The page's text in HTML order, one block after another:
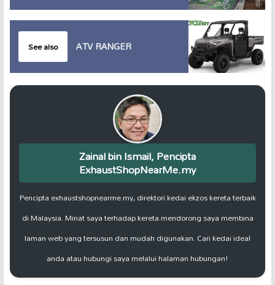
See also ATV RANGER
Zainal bin Ismail, Pencipta
ExhaustShopNearMe.my
Pencipta exhaustshopnearme.my, direktori kedai ekzos kereta terbaik
di Malaysia. Minat saya terhadap kereta mendorong saya membina
laman web yang tersusun dan mudah digunakan. Cari kedai ideal
anda atau hubungi saya melalui halaman hubungan!